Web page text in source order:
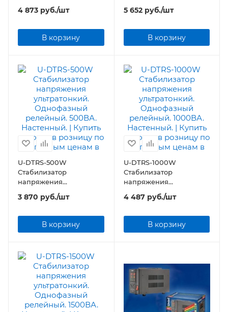
серии Standard - Expert
500 ВА
4 873 руб./шт
В корзину
серии Standard - Expert
1000 ВА
5 652руб./шт
В корзину
U-DTRS-500W
Стабилизатор
напряжения
ультратонкий.
Однофазный релейный.
3 870 руб./шт
В корзину
U-DTRS-1000W
Стабилизатор
напряжения
ультратонкий.
Однофазный релейный.
4 487руб./шт
В корзину